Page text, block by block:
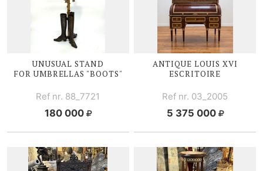
UNUSUAL STAND
FOR UMBRELLAS "BOOTS"
Ref nr. 88_7721
180 000
ANTIQUELOUIS XVI
ESCRITOIRE
Ref nr. 03_2005
5 375 000